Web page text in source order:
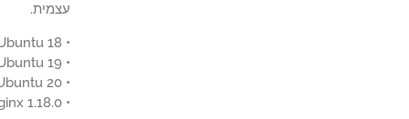
עצמית.
• Ubuntu 18
• Ubuntu 19
• Ubuntu 20
• Nginx 1.18.0